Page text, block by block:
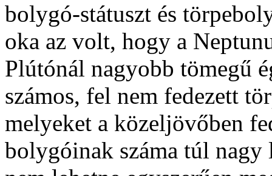
bolygó-státuszt és
oka az volt, hogy a
Plútónál nagyobb tömegű
számos, fel nem fedezett
melyeket a közeljövőben
bolygóinak száma túl